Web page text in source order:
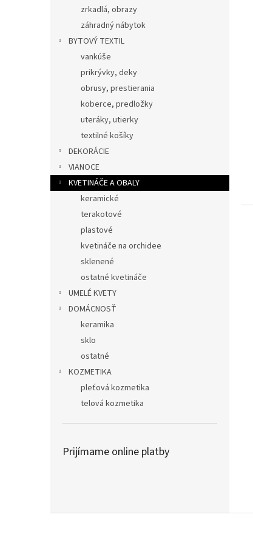
zrkadlá, obrazy
záhradný nábytok
BYTOVÝ TEXTIL
vankúše
prikrývky, deky
obrusy, prestierania
koberce, predložky
uteráky, utierky
textilné košíky
DEKORÁCIE
VIANOCE
KVETINÁČE A OBALY
keramické
terakotové
plastové
kvetináče na orchidee
sklenené
ostatné kvetináče
UMELÉ KVETY
DOMÁCNOSŤ
keramika
sklo
ostatné
KOZMETIKA
pleťová kozmetika
telová kozmetika
Prijímame online platby